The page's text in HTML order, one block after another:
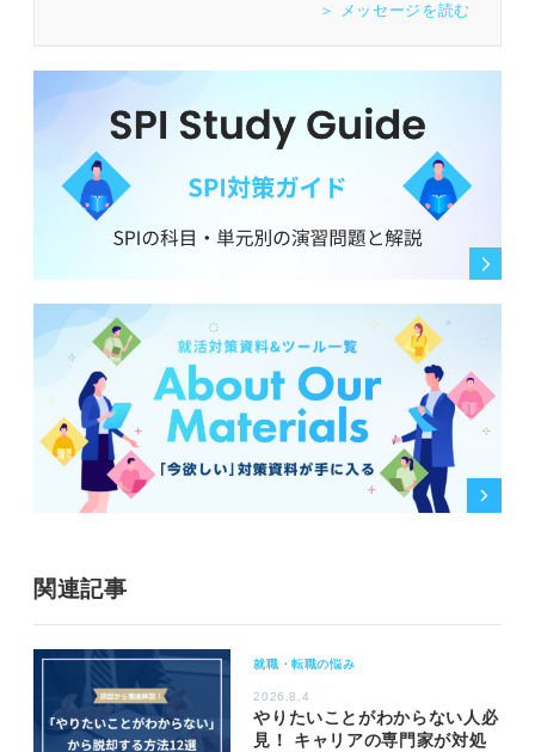
＞ メッセージを読む
関連記事
就職・転職の悩み
2026.8.4
やりたいことがわからない人必
見！ キャリアの専門家が対処